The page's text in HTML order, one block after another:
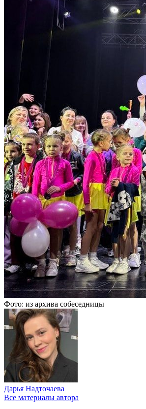
Фото: из архива собеседницы
Дарья Надточаева
Все материалы автора